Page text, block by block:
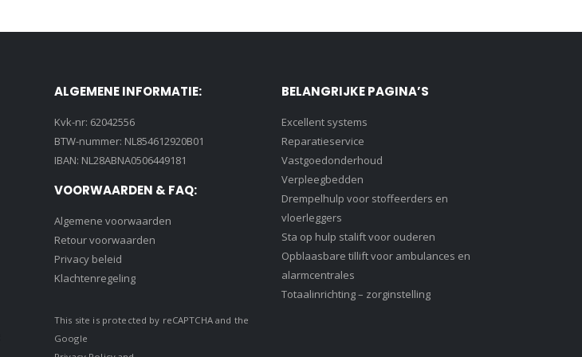
ALGEMENE INFORMATIE:
Kvk-nr: 62042556
BTW-nummer: NL854612920B01
IBAN: NL28ABNA0506449181
VOORWAARDEN & FAQ:
Algemene voorwaarden
Retour voorwaarden
Privacy beleid
Klachtenregeling
This site is protected by reCAPTCHA and the
Google
BELANGRIJKE PAGINA’S
Excellent systems
Reparatieservice
Vastgoedonderhoud
Verpleegbedden
Drempelhulp voor stoffeerders en
vloerleggers
Sta op hulp stalift voor ouderen
Opblaasbare tillift voor ambulances en
alarmcentrales
Totaalinrichting – zorginstelling